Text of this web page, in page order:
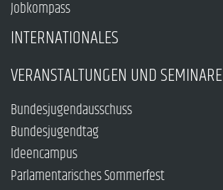
Jobkompass
INTERNATIONALES
VERANSTALTUNGEN UND SEMINARE
Bundesjugendausschuss
Bundesjugendtag
Ideencampus
Parlamentarisches Sommerfest